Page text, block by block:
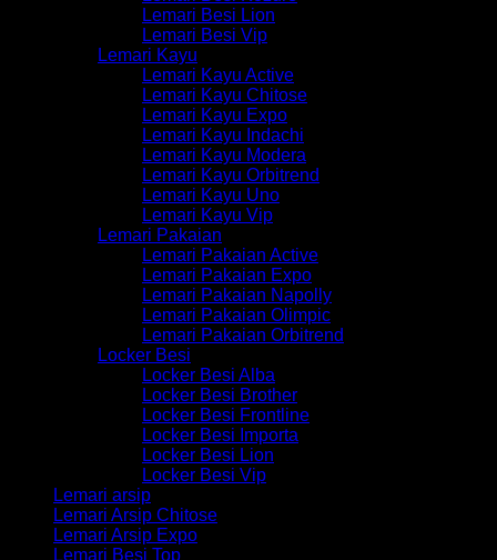
Lemari Besi Lion
Lemari Besi Vip
Lemari Kayu
Lemari Kayu Active
Lemari Kayu Chitose
Lemari Kayu Expo
Lemari Kayu Indachi
Lemari Kayu Modera
Lemari Kayu Orbitrend
Lemari Kayu Uno
Lemari Kayu Vip
Lemari Pakaian
Lemari Pakaian Active
Lemari Pakaian Expo
Lemari Pakaian Napolly
Lemari Pakaian Olimpic
Lemari Pakaian Orbitrend
Locker Besi
Locker Besi Alba
Locker Besi Brother
Locker Besi Frontline
Locker Besi Importa
Locker Besi Lion
Locker Besi Vip
Lemari arsip
Lemari Arsip Chitose
Lemari Arsip Expo
Lemari Besi Top